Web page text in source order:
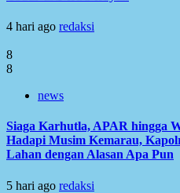
4 hari ago redaksi
8
8
news
Siaga Karhutla, APAR hingga
Hadapi Musim Kemarau,
Lahan dengan Alasan Apa Pun
5 hari ago redaksi